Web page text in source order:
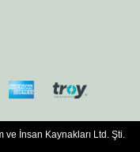
İnsan Kaynakları Ltd. Şti.